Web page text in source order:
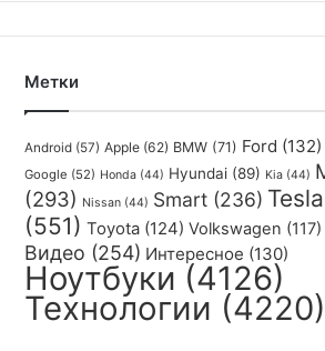
Метки
Android (57) Apple (62) BMW (71) Ford (132)
Google (52) Honda (44) Hyundai (89) Kia (44)
(293) Nissan (44) Smart (236) Tesla
(551) Toyota (124) Volkswagen (117)
Видео (254) Интересное (130)
Ноутбуки (4126)
Технологии (4220)